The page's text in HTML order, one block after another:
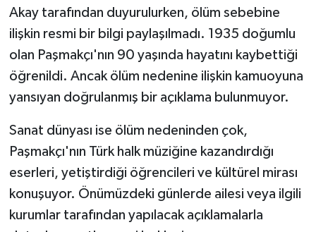
Akay tarafından duyurulurken, ölüm sebebine
ilişkin resmi bir bilgi paylaşılmadı. 1935 doğumlu
olan Paşmakçı'nın 90 yaşında hayatını kaybettiği
öğrenildi. Ancak ölüm nedenine ilişkin kamuoyuna
yansıyan doğrulanmış bir açıklama bulunmuyor.
Sanat dünyası ise ölüm nedeninden çok,
Paşmakçı'nın Türk halk müziğine kazandırdığı
eserleri, yetiştirdiği öğrencileri ve kültürel mirası
konuşuyor. Önümüzdeki günlerde ailesi veya ilgili
kurumlar tarafından yapılacak açıklamalarla